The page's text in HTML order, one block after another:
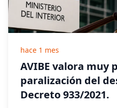
hace 1 mes
AVIBE valora muy
paralización del
Decreto 933/2021.